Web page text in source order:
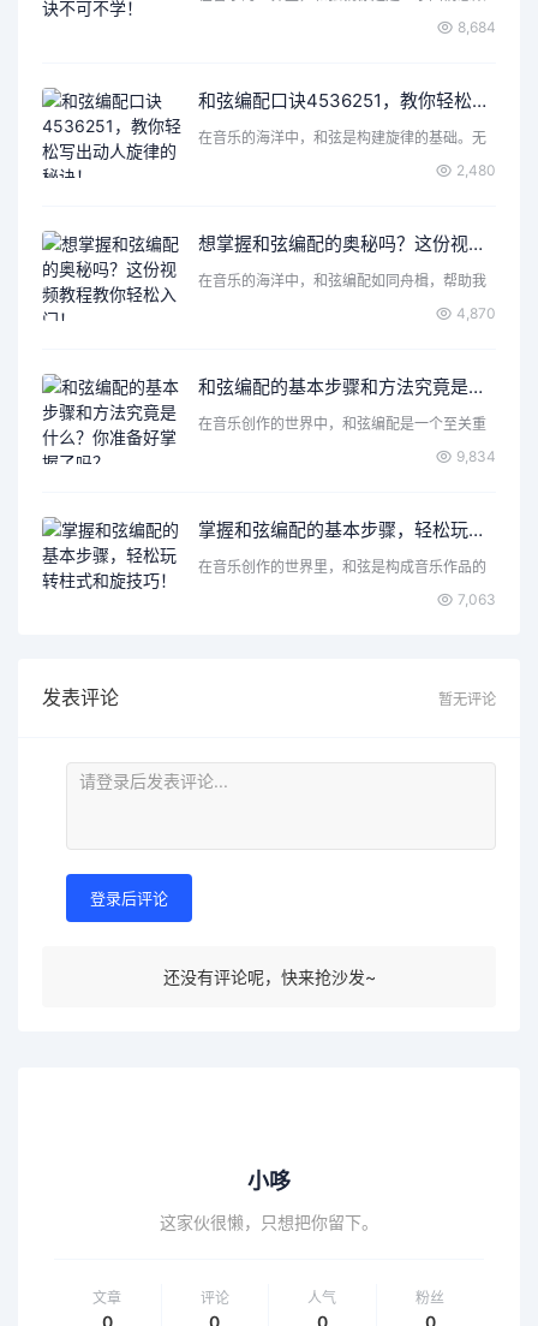
8,684
和弦编配口诀4536251，教你轻松写出动人旋律的秘诀！
在音乐的海洋中，和弦是构建旋律的基础。无
2,480
想掌握和弦编配的奥秘吗？这份视频教程教你轻松入门！
在音乐的海洋中，和弦编配如同舟楫，帮助我
4,870
和弦编配的基本步骤和方法究竟是什么？你准备好掌握了吗？
在音乐创作的世界中，和弦编配是一个至关重
9,834
掌握和弦编配的基本步骤，轻松玩转柱式和旋技巧！
在音乐创作的世界里，和弦是构成音乐作品的
7,063
发表评论 暂无评论
登录后评论
还没有评论呢，快来抢沙发~
小哆
这家伙很懒，只想把你留下。
文章 评论 人气 粉丝